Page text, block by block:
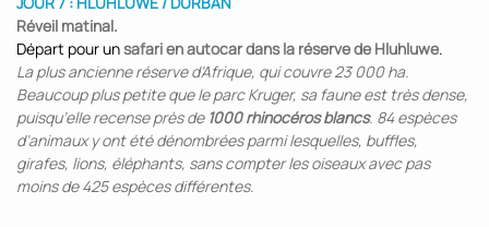
Réveil matinal.
Départ pour unsafari en autocar dans la réserve de Hluhluwe.
La plus ancienne réserve d’Afrique, qui couvre 23 000 ha.
Beaucoup plus petite que le parc Kruger, sa faune est très dense,
puisqu’elle recense près de 1000 rhinocéros blancs. 84 espèces
d’animaux y ont été dénombrées parmi lesquelles, buffles,
girafes, lions, éléphants, sans compter les oiseaux avec pas
moins de 425 espèces différentes.